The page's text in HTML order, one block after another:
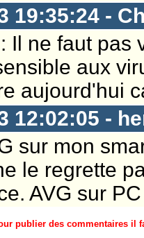
19:35:24 -
Il ne faut pas
aux
aujourd'hui
12:02:05 -
sur mon
le regrette
AVG sur
publier des commentaires il